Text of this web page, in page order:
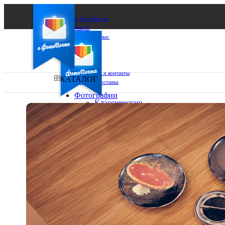
О ФотоПочте
Акции
Сделаем за вас
Бизнесу
FAQ
Франшиза
Поддержка и контакты
Оплата и доставка
Ваш город:
Ваш регион доставки
Выберите из списка:
КАТАЛОГ
Фотографии
Классические
фото
10х10
10х15
13х18
15х15
15х20
20х20
20х30
30х30
30х40
А4
Фото
в